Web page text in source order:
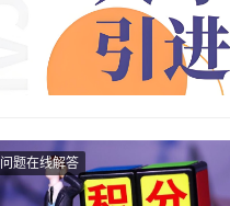
问题在线解答